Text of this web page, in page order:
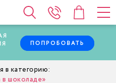
ПОПРОБОВАТЬ
в шоколаде